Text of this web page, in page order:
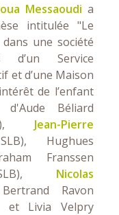
Messaoudi a
intitulée "Le
une société
Service
et d’une Maison
de l’enfant
Béliard
Jean-Pierre
Hughues
Franssen
Nicolas
Ravon
et Livia Velpry